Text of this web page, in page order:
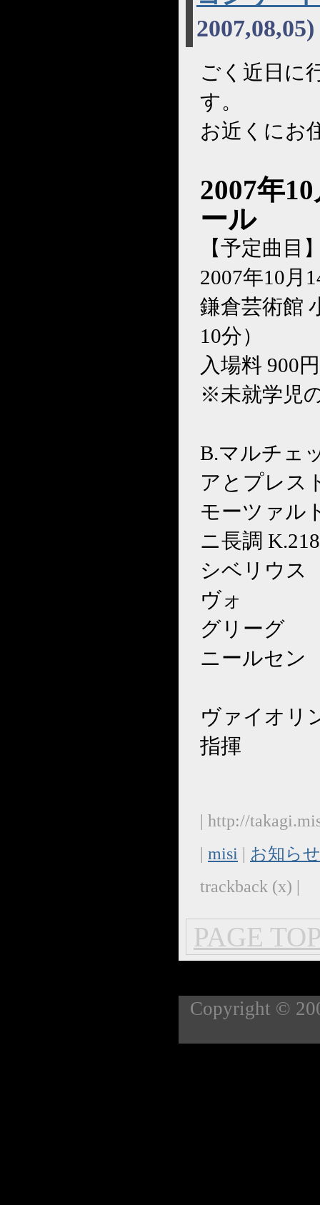
2007,08,05)
ごく近日に
す。
お近くにお
2007年
ール
【予定曲目
2007年10月
鎌倉芸術館
10分）
入場料 900
※未就学児
B.マルチ
アとプレス
モーツァ
ニ長調 K.218
シベリウ
ヴォ
グリーグ
ニールセ
ヴァイオ
指揮
| http://
| misi | お知ら
trackback (x) |
PAGE
Copyright ©